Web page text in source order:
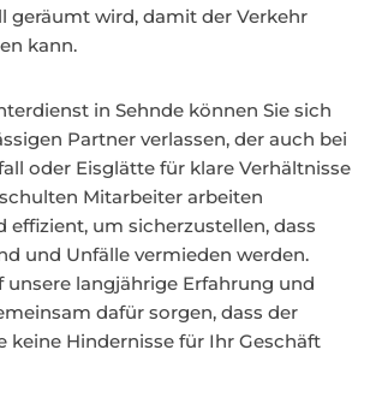
geräumt wird, damit der Verkehr
kann.
in Sehnde können Sie sich
Partner verlassen, der auch bei
oder Eisglätte für klare Verhältnisse
Mitarbeiter arbeiten
effizient, um sicherzustellen, dass
und Unfälle vermieden werden.
unsere langjährige Erfahrung und
dafür sorgen, dass der
keine Hindernisse für Ihr Geschäft